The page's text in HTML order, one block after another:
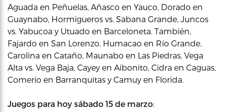
Aguada en Peñuelas, Añasco en Yauco, Dorado en
Guaynabo, Hormigueros vs. Sabana Grande, Juncos
vs. Yabucoa y Utuado en Barceloneta. También,
Fajardo en San Lorenzo, Humacao en Río Grande,
Carolina en Cataño, Maunabo en Las Piedras, Vega
Alta vs. Vega Baja, Cayey en Aibonito, Cidra en Caguas,
Comerío en Barranquitas y Camuy en Florida.
Juegos para hoy sábado 15 de marzo: